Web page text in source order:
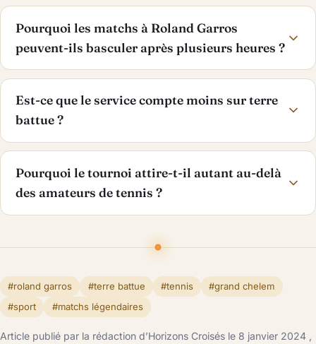
Pourquoi les matchs à Roland Garros
peuvent-ils basculer après plusieurs heures ?
Est-ce que le service compte moins sur terre
battue ?
Pourquoi le tournoi attire-t-il autant au-delà
des amateurs de tennis ?
#roland garros #terre battue #tennis
#grand chelem
#sport
#matchs légendaires
Article publié par la rédaction d’Horizons Croisés le 8 janvier 2024 ,